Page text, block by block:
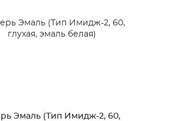
Эмаль (Тип Имидж-2, 60,